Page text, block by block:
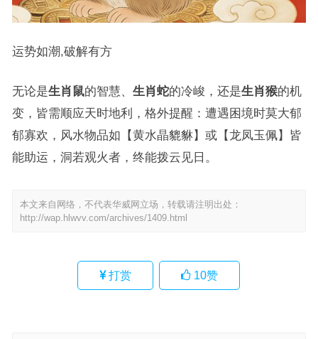
运势如潮,破解有方
无论是生肖鼠的智慧、 生肖蛇的冷峻，还是生肖猴的机
变，皆需顺应天时地利，格外提醒：遭遇困境时莫大郁
郁寡欢，风水物品如【黄水晶貔貅】或【龙凤玉佩】皆
能助运，洞若观火者，终能拨云见日。
本文来自网络，不代表华威网立场，转载请注明出处：
http://wap.hlwvv.com/archives/1409.html
打赏 10赞